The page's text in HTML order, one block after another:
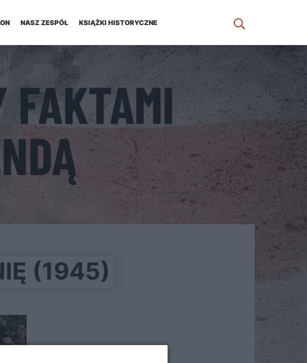
NASZ ZESPÓŁ KSIĄŻKI HISTORYCZNE
(1945)